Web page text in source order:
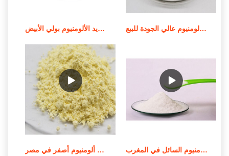
المورد من عملية تصنيع كلوريد الألومنيوم بولي الأبيض أعلى بيع الصين 2019 كلوريد البولي ألومنيوم عالي الجودة للبيع
سعر المصنع باك 30% كلوريد بولي ألومنيوم أصفر في مصر موردي كلوريد الحديديك بولي الألومنيوم السائل في المغرب